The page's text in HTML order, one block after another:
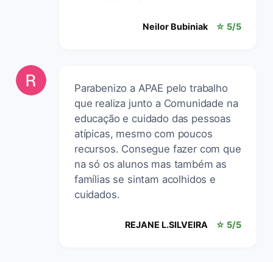
Neilor Bubiniak ☆ 5/5
Parabenizo a APAE pelo trabalho
que realiza junto a Comunidade na
educação e cuidado das pessoas
atípicas, mesmo com poucos
recursos. Consegue fazer com que
na só os alunos mas também as
famílias se sintam acolhidos e
cuidados.
REJANE L.SILVEIRA ☆ 5/5